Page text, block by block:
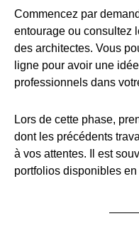
Commencez par
entourage ou consultez
des architectes. Vous
ligne pour avoir une
professionnels dans
Lors de cette phase,
dont les précédents
à vos attentes. Il est
portfolios disponibles en